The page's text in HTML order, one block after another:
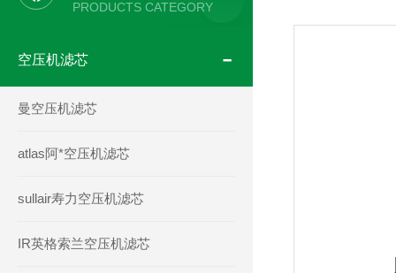
PRODUCTS CATEGORY
空压机滤芯
曼空压机滤芯
atlas阿*空压机滤芯
sullair寿力空压机滤芯
IR英格索兰空压机滤芯